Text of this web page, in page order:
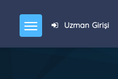
Uzman Girişi